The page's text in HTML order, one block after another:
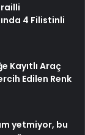
4 Filistinli
Kayıtlı Araç
Edilen Renk
yetmiyor, bu